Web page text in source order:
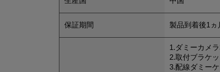
保証期間 製品到着後1ヵ
1.ダミーカメ
2.取付ブラケ
3.配線ダミー